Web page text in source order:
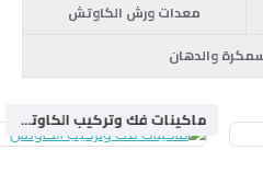
معدات ورش الكاوتش
والدهان
ماكينات فك وتركيب الكاوتش